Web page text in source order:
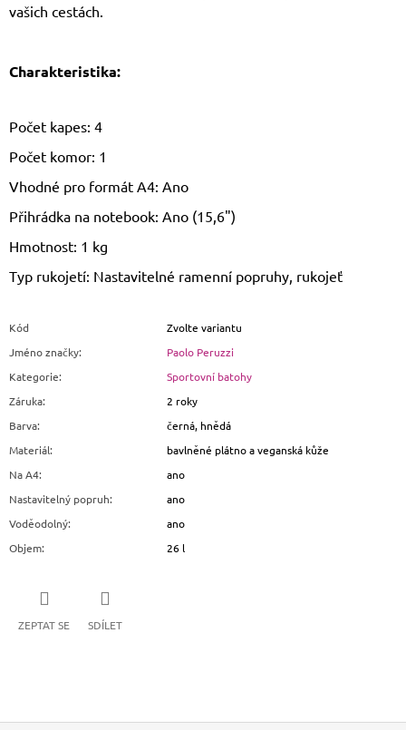
vašich cestách.
Charakteristika:
Počet kapes: 4
Počet komor: 1
Vhodné pro formát A4: Ano
Přihrádka na notebook: Ano (15,6")
Hmotnost: 1 kg
Typ rukojetí: Nastavitelné ramenní popruhy, rukojeť
Kód
Zvolte variantu
Jméno značky:
Paolo Peruzzi
Kategorie:
Sportovní batohy
Záruka:
2 roky
Barva:
černá, hnědá
Materiál:
bavlněné plátno a veganská kůže
Na A4:
ano
Nastavitelný popruh:
ano
Voděodolný:
ano
Objem: 26 l
ZEPTAT SE SDÍLET